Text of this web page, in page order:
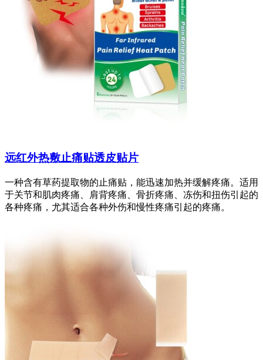
远红外热敷止痛贴透皮贴片
一种含有草药提取物的止痛贴，能迅速加热并缓解疼痛。适用
于关节和肌肉疼痛、肩背疼痛、骨折疼痛、冻伤和扭伤引起的
各种疼痛，尤其适合各种外伤和慢性疼痛引起的疼痛。